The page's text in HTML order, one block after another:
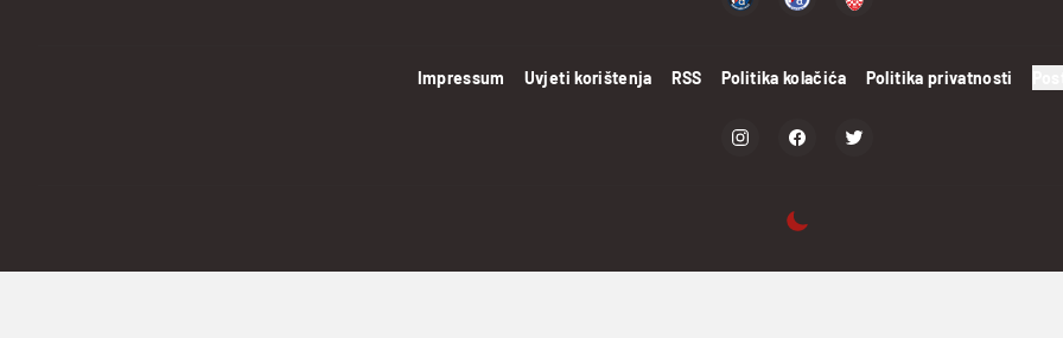
Impressum Uvjeti korištenja RSS Politika kolačića Politika privatnosti